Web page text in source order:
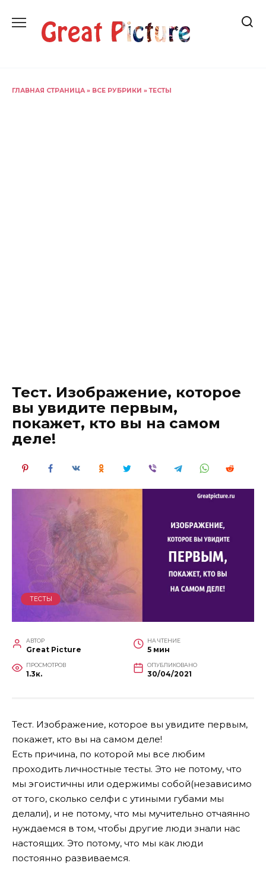
содержанию
ГЛАВНАЯ СТРАНИЦА » ВСЕ РУБРИКИ »ТЕСТЫ
Тест. Изображение, которое
вы увидите первым,
покажет, кто вы на самом
деле!
ТЕСТЫ
АВТОР
Great Picture
НА ЧТЕНИЕ
5 мин
ПРОСМОТРОВ
1.3к.
ОПУБЛИКОВАНО
30/04/2021
Тест. Изображение, которое вы увидите первым,
покажет, кто вы на самом деле!
Есть причина, по которой мы все любим
проходить личностные тесты. Это не потому, что
мы эгоистичны или одержимы собой(независимо
от того, сколько селфи с утиными губами мы
делали), и не потому, что мы мучительно отчаянно
нуждаемся в том, чтобы другие люди знали нас
настоящих. Это потому, что мы как люди
постоянно развиваемся.